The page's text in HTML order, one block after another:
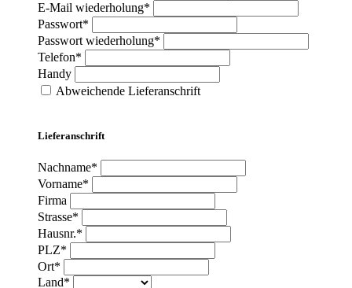
E-Mail wiederholung*
Passwort*
Passwort wiederholung*
Telefon*
Handy
Abweichende Lieferanschrift
Lieferanschrift
Nachname*
Vorname*
Firma
Strasse*
Hausnr.*
PLZ*
Ort*
Land*